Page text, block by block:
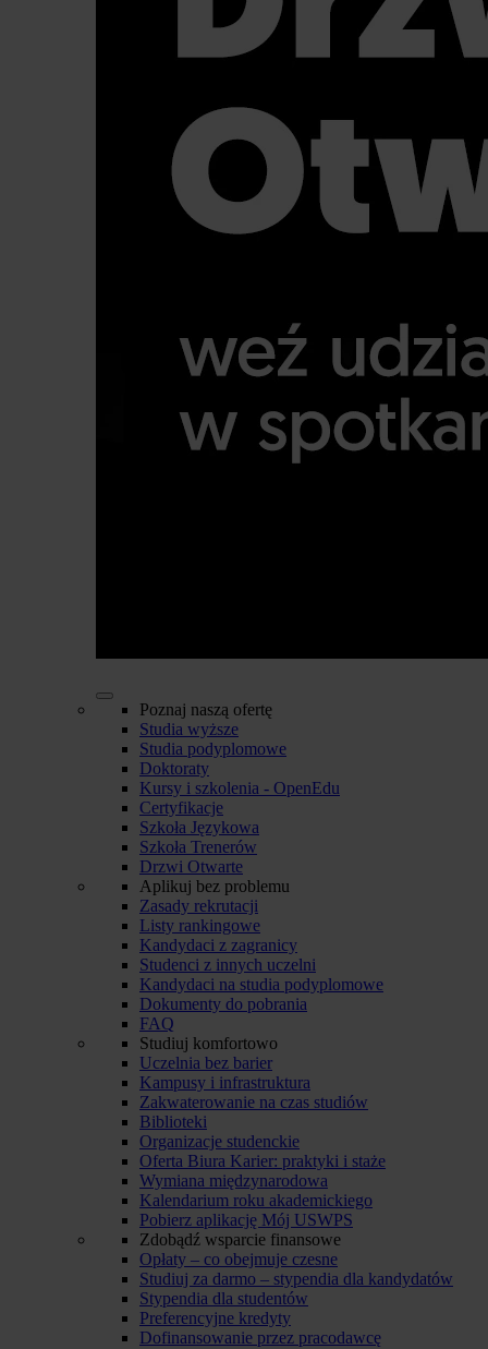
Poznaj naszą ofertę
Studia wyższe
Studia podyplomowe
Doktoraty
Kursy i szkolenia - OpenEdu
Certyfikacje
Szkoła Językowa
Szkoła Trenerów
Drzwi Otwarte
Aplikuj bez problemu
Zasady rekrutacji
Listy rankingowe
Kandydaci z zagranicy
Studenci z innych uczelni
Kandydaci na studia podyplomowe
Dokumenty do pobrania
FAQ
Studiuj komfortowo
Uczelnia bez barier
Kampusy i infrastruktura
Zakwaterowanie na czas studiów
Biblioteki
Organizacje studenckie
Oferta Biura Karier: praktyki i staże
Wymiana międzynarodowa
Kalendarium roku akademickiego
Pobierz aplikację Mój USWPS
Zdobądź wsparcie finansowe
Opłaty – co obejmuje czesne
Studiuj za darmo – stypendia dla kandydatów
Stypendia dla studentów
Preferencyjne kredyty
Dofinansowanie przez pracodawcę